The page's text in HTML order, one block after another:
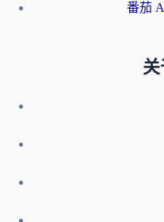
番茄
关